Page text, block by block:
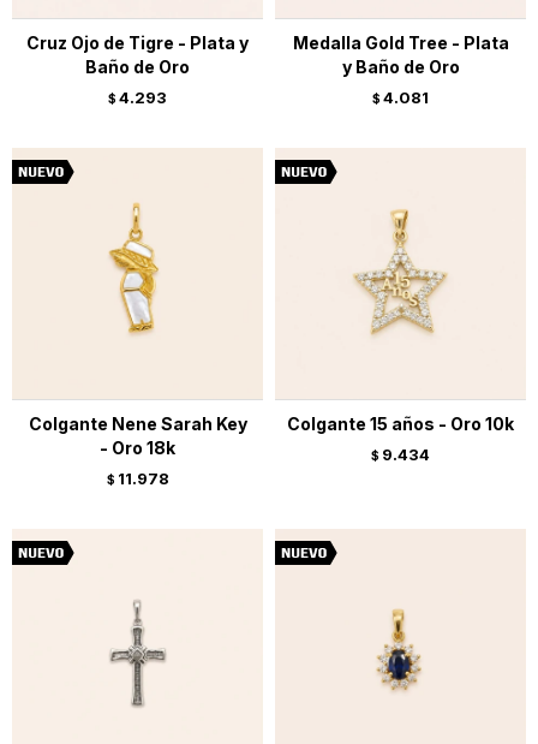
Cruz Ojo de Tigre - Plata y
Baño de Oro
$ 4.293
Medalla Gold Tree - Plata
y Baño de Oro
$ 4.081
Colgante Nene Sarah Key
- Oro 18k
$ 11.978
Colgante 15 años - Oro 10k
$ 9.434